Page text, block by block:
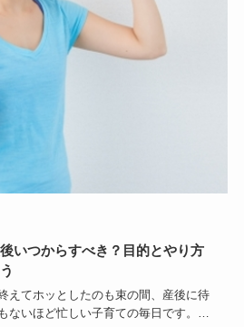
いつからすべき？目的とやり方
えてホッとしたのも束の間、産後に待
ないほど忙しい子育ての毎日です。当